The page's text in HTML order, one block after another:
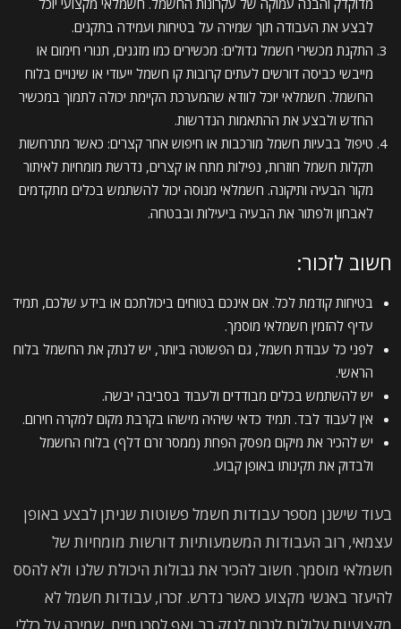
מדוקדק והבנה עמוקה של עקרונות החשמל. חשמלאי מקצועי יוכל
לבצע את העבודה תוך שמירה על בטיחות ועמידה בתקנים.
התקנת מכשירי חשמל גדולים: מכשירים כמו מזגנים, תנורי חימום או
מייבשי כביסה דורשים לעתים קרובות קו חשמל ייעודי או שינויים בלוח
החשמל. חשמלאי יוכל לוודא שהמערכת הקיימת יכולה לתמוך במכשיר
החדש ולבצע את ההתאמות הנדרשות.
טיפול בבעיות חשמל מורכבות או חיפוש אחר קצרים: כאשר מתרחשות
תקלות חשמל חוזרות, נפילות מתח או קצרים, נדרשת מומחיות לאיתור
מקור הבעיה ותיקונה. חשמלאי מנוסה יכול להשתמש בכלים מתקדמים
לאבחון ולפתור את הבעיה ביעילות ובבטחה.
חשוב לזכור:
בטיחות קודמת לכל. אם אינכם בטוחים ביכולתכם או בידע שלכם, תמיד
עדיף להזמין חשמלאי מוסמך.
לפני כל עבודת חשמל, גם הפשוטה ביותר, יש לנתק את החשמל בלוח
הראשי.
יש להשתמש בכלים מבודדים ולעבוד בסביבה יבשה.
אין לעבוד לבד. תמיד כדאי שיהיה מישהו בקרבת מקום למקרה חירום.
יש להכיר את מיקום מפסק הפחת (ממסר זרם דלף) בלוח החשמל
ולבדוק את תקינותו באופן קבוע.
בעוד שישנן מספר עבודות חשמל פשוטות שניתן לבצע באופן
עצמאי, רוב העבודות המשמעותיות דורשות מומחיות של
חשמלאי מוסמך. חשוב להכיר את גבולות היכולת שלנו ולא להסס
להיעזר באנשי מקצוע כאשר נדרש. זכרו, עבודות חשמל לא